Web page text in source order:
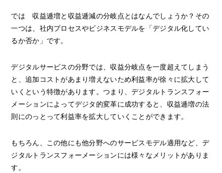
では 収益逓増と収益逓減の分岐点とはなんでしょうか？その
一つは、社内プロセスやビジネスモデルを「デジタル化してい
るか否か」です。
デジタルサービスの分野では、収益分岐点を一度超えてしまう
と、追加コストがあまり増えないため利益率が徐々に拡大して
いくという特徴があります。つまり、デジタルトランスフォー
メーションによってデジタ的変革に成功すると、収益逓増の法
則にのっとって利益率を拡大していくことができます。
もちろん、この他にも他分野へのサービスモデル適用など、デ
ジタルトランスフォーメーションには様々なメリットがありま
す。